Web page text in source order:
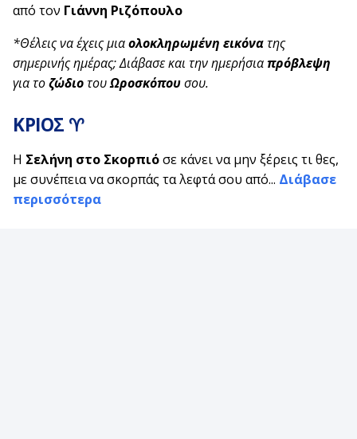
από τον Γιάννη Ριζόπουλο
*Θέλεις να έχεις μιαολοκληρωμένη εικόνατης
σημερινής ημέρας; Διάβασε και την ημερήσιαπρόβλεψη
για τοζώδιοτουΩροσκόπουσου.
ΚΡΙΟΣ ♈
Η Σελήνη στο Σκορπιόσε κάνει να μην ξέρεις τι θες,
με συνέπεια να σκορπάς τα λεφτά σου από... Διάβασε
περισσότερα